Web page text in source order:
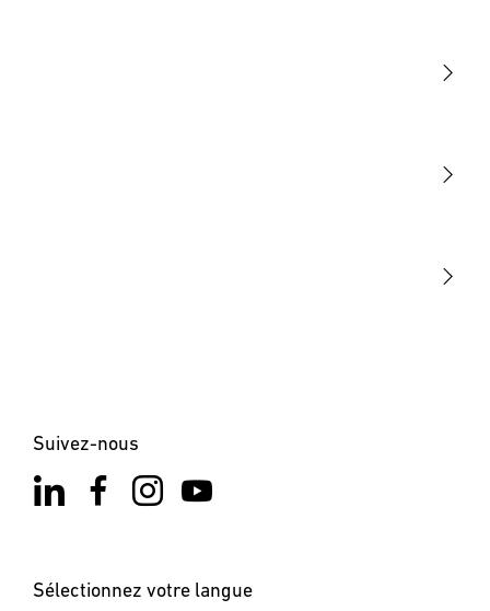
Suivez-nous
Sélectionnez votre langue